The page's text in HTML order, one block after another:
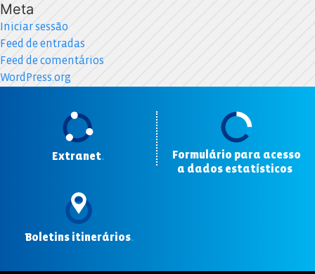
Meta
Iniciar sessão
Feed de entradas
Feed de comentários
WordPress.org
Extranet.
Formulário para acesso
a dados estatísticos
Boletins itinerários.